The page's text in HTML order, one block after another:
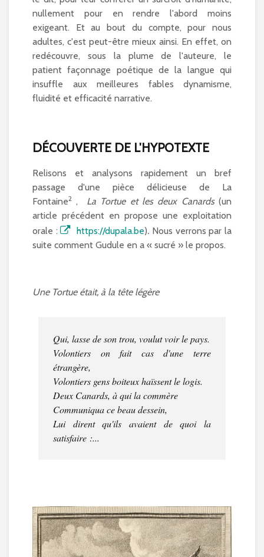
nullement pour en rendre l'abord moins
exigeant. Et au bout du compte, pour nous
adultes, c'est peut-être mieux ainsi. En effet, on
redécouvre, sous la plume de l'auteure, le
patient façonnage poétique de la langue qui
insuffle aux meilleures fables dynamisme,
fluidité et efficacité narrative.
DÉCOUVERTE DE L'HYPOTEXTE
Relisons et analysons rapidement un bref
passage d'une pièce délicieuse de La
Fontaine2 , La Tortue et les deux Canards (un
article précédent en propose une exploitation
orale :
https://dupala.be). Nous verrons par la
suite comment Gudule en a « sucré » le propos.
Une Tortue était, à la tête légère
Qui, lasse de son trou, voulut voir le pays.
Volontiers on fait cas d'une terre
étrangère,
Volontiers gens boiteux haïssent le logis.
Deux Canards, à qui la commère
Communiqua ce beau dessein,
Lui dirent qu'ils avaient de quoi la
satisfaire :...